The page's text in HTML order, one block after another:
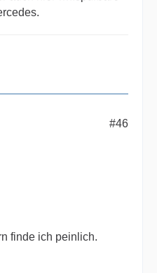
223er Maybach.
#46
finde ich peinlich.